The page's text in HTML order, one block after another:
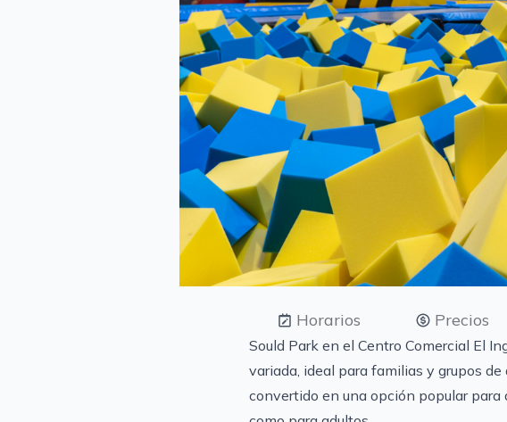
Horarios Precios
Sould Park en el Centro Comercial El
variada, ideal para familias y grupos
convertido en una opción popular